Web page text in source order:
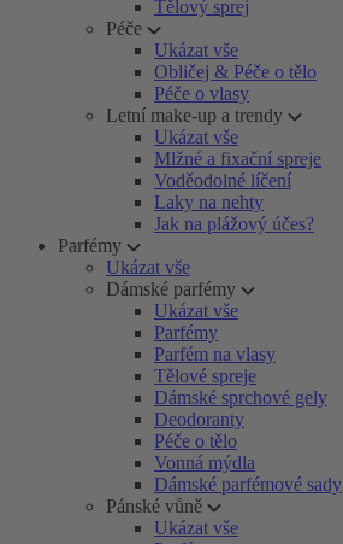
Tělový sprej
Péče
Ukázat vše
Obličej & Péče o tělo
Péče o vlasy
Letní make-up a trendy
Ukázat vše
Mlžné a fixační spreje
Voděodolné líčení
Laky na nehty
Jak na plážový účes?
Parfémy
Ukázat vše
Dámské parfémy
Ukázat vše
Parfémy
Parfém na vlasy
Tělové spreje
Dámské sprchové gely
Deodoranty
Péče o tělo
Vonná mýdla
Dámské parfémové sady
Pánské vůně
Ukázat vše